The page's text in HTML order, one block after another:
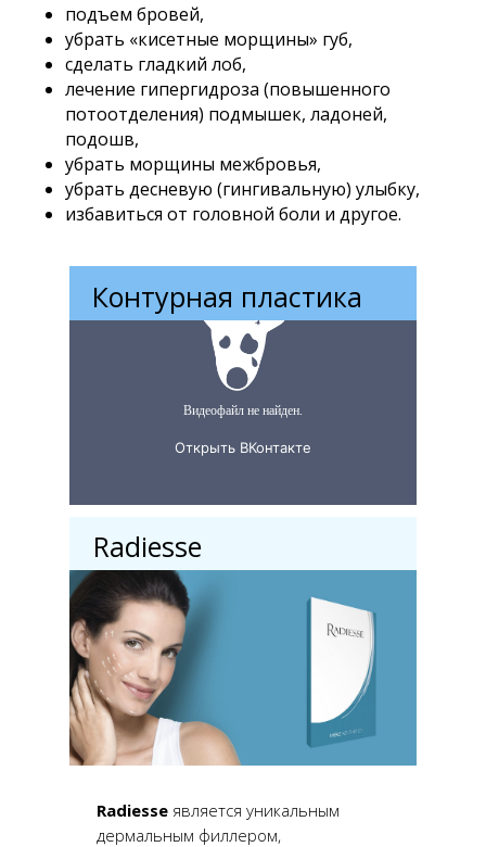
подъем бровей,
убрать «кисетные морщины» губ,
сделать гладкий лоб,
лечение гипергидроза (повышенного
потоотделения) подмышек, ладоней,
подошв,
убрать морщины межбровья,
убрать десневую (гингивальную) улыбку,
избавиться от головной боли и другое.
Radiesse
Radiesse является уникальным
дермальным филлером,
Контурная пластика